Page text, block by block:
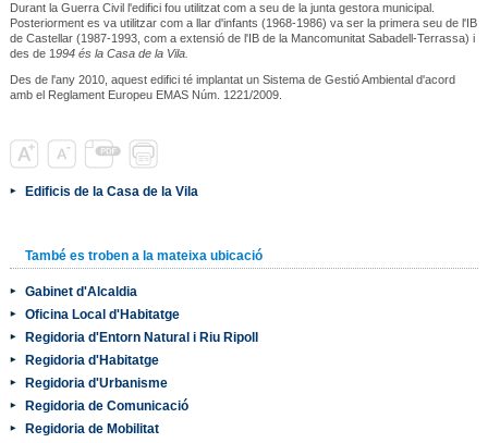
Durant la Guerra Civil l'edifici fou utilitzat com a seu de la junta gestora municipal.
Posteriorment es va utilitzar com a llar d'infants (1968-1986) va ser la primera seu de l'IB
de Castellar (1987-1993, com a extensió de l'IB de la Mancomunitat Sabadell-Terrassa) i
des de 1994 és la Casa de la Vila.
Des de l'any 2010, aquest edifici té implantat un Sistema de Gestió Ambiental d'acord
amb el Reglament Europeu EMAS Núm. 1221/2009.
Edificis de la Casa de la Vila
També es troben a la mateixa ubicació
Gabinet d'Alcaldia
Oficina Local d'Habitatge
Regidoria d'Entorn Natural i Riu Ripoll
Regidoria d'Habitatge
Regidoria d'Urbanisme
Regidoria de Comunicació
Regidoria de Mobilitat